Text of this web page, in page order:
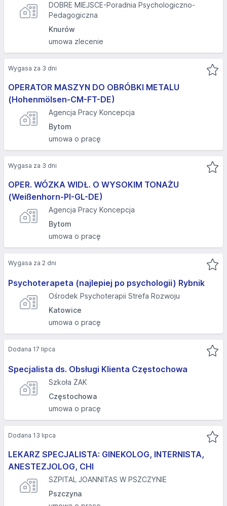
DOBRE MIEJSCE-Poradnia Psychologiczno-
Pedagogiczna
Knurów
umowa zlecenie
OPERATOR MASZYN DO OBRÓBKI METALU
(Hohenmölsen-CM-FT-DE)
Agencja Pracy Koncepcja
Bytom
umowa o pracę
Wygasa za 3 dni
OPER. WÓZKA WIDŁ. O WYSOKIM TONAŻU
(Weißenhorn-PI-GL-DE)
Agencja Pracy Koncepcja
Bytom
umowa o pracę
Wygasa za 3 dni
Psychoterapeta (najlepiej po psychologii) Rybnik
Ośrodek Psychoterapii Strefa Rozwoju
Katowice
umowa o pracę
Wygasa za 2 dni
Specjalista ds. Obsługi Klienta Częstochowa
Szkoła ŻAK
Częstochowa
umowa o pracę
Dodana 17 lipca
LEKARZ SPECJALISTA: GINEKOLOG, INTERNISTA,
ANESTEZJOLOG, CHI
SZPITAL JOANNITAS W PSZCZYNIE
Pszczyna
Dodana 13 lipca